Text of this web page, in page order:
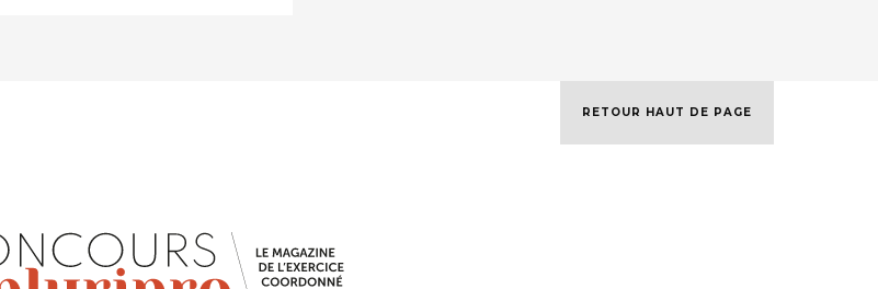
RETOUR HAUT DE PAGE